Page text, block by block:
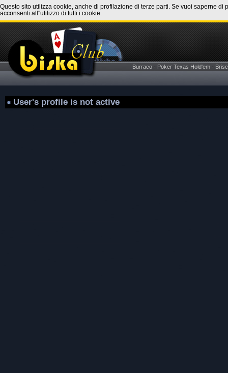
Questo sito utilizza cookie, anche di profilazione di terze parti. Se vuoi saperne
acconsenti all''utilizzo di tutti i cookie.
Burraco - Poker Texas Hold'em -
User's profile is not active